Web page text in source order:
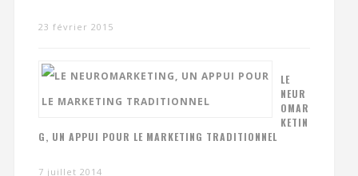
23 février 2015
LE
NEUR
OMAR
KETIN
G, UN APPUI POUR LE MARKETING TRADITIONNEL
7 juillet 2014